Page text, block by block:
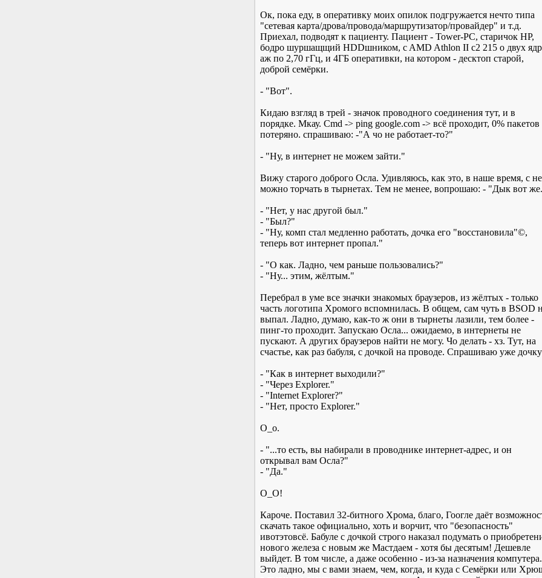
Ок, пока еду, в оперативку моих опилок подгружается нечто типа
"сетевая карта/дрова/провода/маршрутизатор/провайдер" и т.д.
Приехал, подводят к пациенту. Пациент - Tower-PC, старичок HP,
бодро шуршащщий HDDшником, c AMD Athlon II c2 215 о двух
аж по 2,70 гГц, и 4ГБ оперативки, на котором - десктоп старой,
доброй семёрки.
- "Вот".
Кидаю взгляд в трей - значок проводного соединения тут, и в
порядке. Мкау. Cmd -> ping google.com -> всё проходит, 0% пакетов
потеряно. спрашиваю: -"А чо не работает-то?"
- "Ну, в интернет не можем зайти."
Вижу старого доброго Осла. Удивляюсь, как это, в наше время, с
можно торчать в тырнетах. Тем не менее, вопрошаю: - "Дык вот
- "Нет, у нас другой был."
- "Был?"
- "Ну, комп стал медленно работать, дочка его "восстановила"©,
теперь вот интернет пропал."
- "О как. Ладно, чем раньше пользовались?"
- "Ну... этим, жёлтым."
Перебрал в уме все значки знакомых браузеров, из жёлтых - только
часть логотипа Хромого вспомнилась. В общем, сам чуть в BSOD
выпал. Ладно, думаю, как-то ж они в тырнеты лазили, тем более -
пинг-то проходит. Запускаю Осла... ожидаемо, в интернеты не
пускают. А других браузеров найти не могу. Чо делать - хз. Тут, на
счастье, как раз бабуля, с дочкой на проводе. Спрашиваю уже
- "Как в интернет выходили?"
- "Через Explorer."
- "Internet Explorer?"
- "Нет, просто Explorer."
O_o.
- "...то есть, вы набирали в проводнике интернет-адрес, и он
открывал вам Осла?"
- "Да."
O_O!
Кароче. Поставил 32-битного Хрома, благо, Гоогле даёт
скачать такое официально, хоть и ворчит, что "безопасность"
ивотэтовсё. Бабуле с дочкой строго наказал подумать о
нового железа с новым же Мастдаем - хотя бы десятым! Дешевле
выйдет. В том числе, а даже особенно - из-за назначения компутера.
Это ладно, мы с вами знаем, чем, когда, и куда с Семёрки или